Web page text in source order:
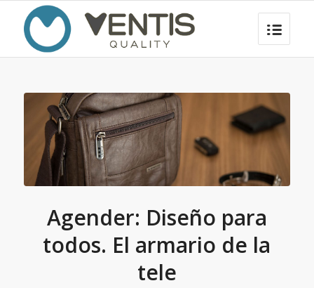
Agender: Diseño para
todos. El armario de la
tele